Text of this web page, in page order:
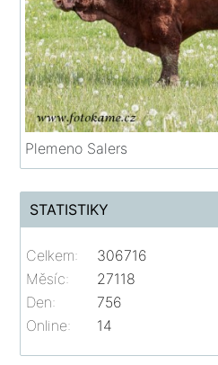
Plemeno Salers
STATISTIKY
Online: 14
Celkem:
306716
Měsíc:
27118
Den:
756